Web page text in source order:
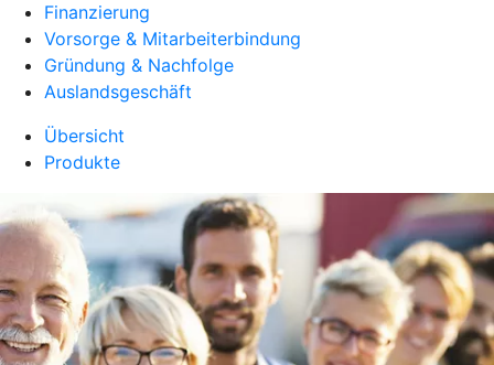
Finanzierung
Vorsorge & Mitarbeiterbindung
Gründung & Nachfolge
Auslandsgeschäft
Übersicht
Produkte